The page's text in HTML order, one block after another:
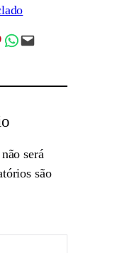
on Pinterest
Share on WhatsApp
Email this Page
será
são